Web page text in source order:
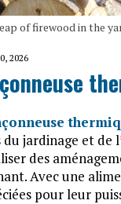
of firewood in the
2026
jardinage et de
des
Avec une
pour leur